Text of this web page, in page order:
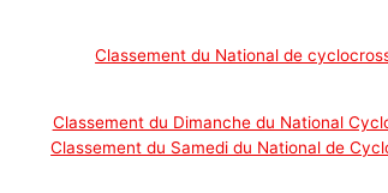
Classement du National de
Classement du Dimanche du National
Classement du Samedi du National de